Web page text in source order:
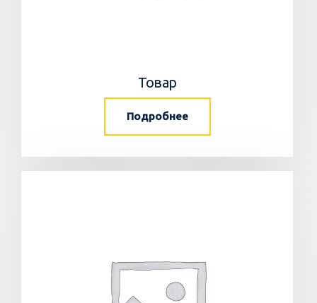
Товар
Подробнее